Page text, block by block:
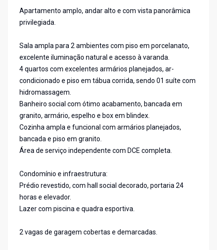
Apartamento amplo, andar alto e com vista panorâmica
privilegiada.
Sala ampla para 2 ambientes com piso em porcelanato,
excelente iluminação natural e acesso à varanda.
4 quartos com excelentes armários planejados, ar-
condicionado e piso em tábua corrida, sendo 01 suíte com
hidromassagem.
Banheiro social com ótimo acabamento, bancada em
granito, armário, espelho e box em blindex.
Cozinha ampla e funcional com armários planejados,
bancada e piso em granito.
Área de serviço independente com DCE completa.
Condomínio e infraestrutura:
Prédio revestido, com hall social decorado, portaria 24
horas e elevador.
Lazer com piscina e quadra esportiva.
2 vagas de garagem cobertas e demarcadas.